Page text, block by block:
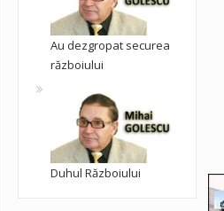
Au dezgropat securea
războiului
Duhul Războiului